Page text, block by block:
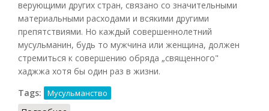
верующими других стран, связано со значительными
материальными расходами и всякими другими
препятствиями. Но каждый совершеннолетний
мусульманин, будь то мужчина или женщина, должен
стремиться к совершению обряда „священного"
хаджжа хотя бы один раз в жизни.
Tags:
Мусульманство